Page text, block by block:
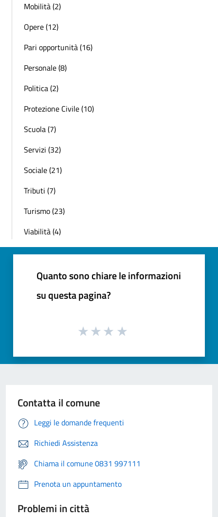
Mobilità (2)
Opere (12)
Pari opportunità (16)
Personale (8)
Politica (2)
Protezione Civile (10)
Scuola (7)
Servizi (32)
Sociale (21)
Tributi (7)
Turismo (23)
Viabilità (4)
Quanto sono chiare le informazioni
su questa pagina?
Contatta il comune
Leggi le domande frequenti
Richiedi Assistenza
Chiama il comune 0831 997111
Prenota un appuntamento
Problemi in città